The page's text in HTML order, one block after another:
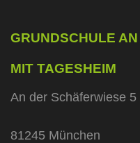
GRUNDSCHULE
MIT TAGESHEIM
An der Schäferwiese 5
81245 München